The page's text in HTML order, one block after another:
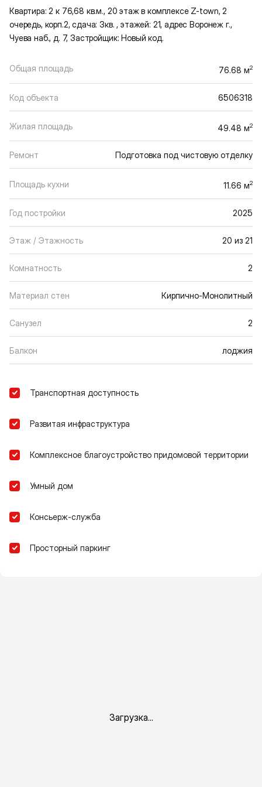
Квартира: 2 к 76,68 кв.м., 20 этаж в комплексе Z-town, 2
очередь, корп.2, сдача: 3кв. , этажей: 21, адрес Воронеж г.,
Чуева наб., д. 7, Застройщик: Новый код.
Общая площадь 76.68 м2
Код объекта 6506318
Жилая площадь 49.48 м2
Ремонт Подготовка под чистовую отделку
Площадь кухни 11.66 м2
Год постройки 2025
Этаж / Этажность 20 из 21
Комнатность 2
Материал стен Кирпично-Монолитный
Санузел 2
Балкон лоджия
Транспортная доступность
Развитая инфраструктура
Комплексное благоустройство придомовой территории
Умный дом
Консьерж-служба
Просторный паркинг